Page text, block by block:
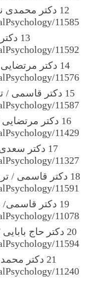
12 دکتر محمدی نسب / دوره بازی درمانی
11585
13 دکتر عزیزی/ اتیسم
11592
14 دکتر مرتضایی فر/ تربیت جنسی و ابیوز
11576
15 دکتر قاسمی / تربیت روان شناس مدرسه
11587
16 دکتر مرتضایی فر/ گروه درمانی کودکان
11429
17 دکتر سعدی پور/ تربیت پژوهشگر
11327
18 دکتر قاسمی / تربیت مدرس آموزش خانواده
11591
19 دکتر قاسمی/ دوره تربیت زوج درمانگر
11078
20 دکتر حاج بابایی / سبکهای مهرورزی زوجین
11594
21 دکتر محمدی نسب / تاتر درمانی
11240